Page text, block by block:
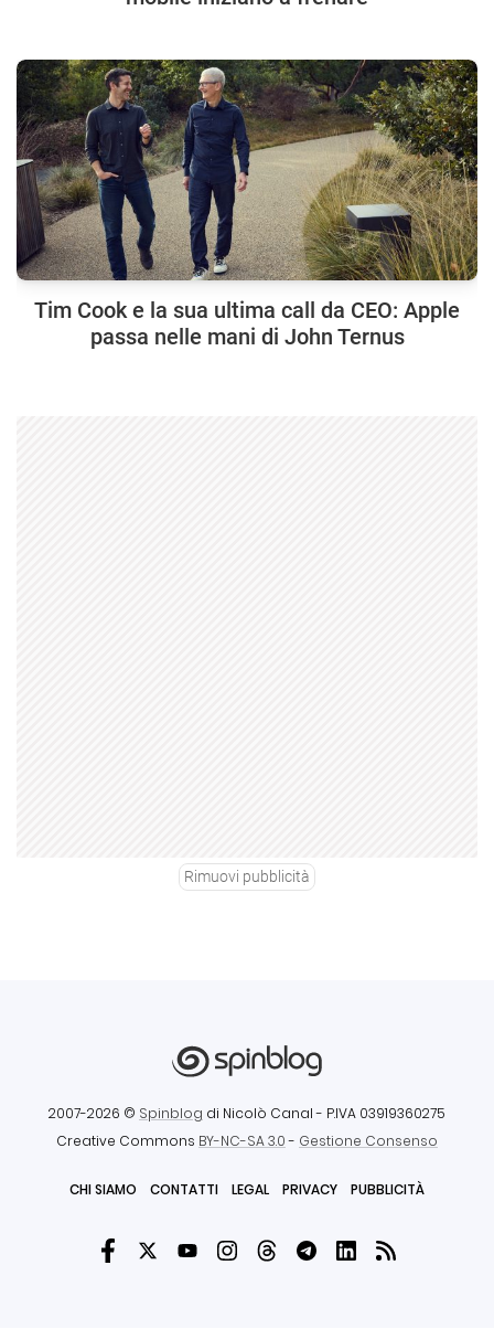
Tim Cook e la sua ultima call da CEO: Apple
passa nelle mani di John Ternus
Rimuovi pubblicità
2007-2026 © Spinblog di Nicolò Canal - P.IVA 03919360275
Creative Commons BY-NC-SA 3.0- Gestione Consenso
CHI SIAMO CONTATTI LEGAL PRIVACY PUBBLICITÀ